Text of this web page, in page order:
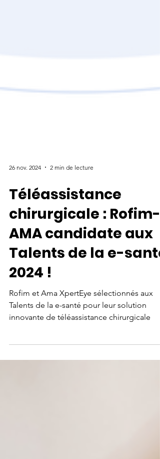
Téléassistance
chirurgicale : Rofim-
AMA candidate aux
Talents de la e-santé
2024 !
Rofim et Ama XpertEye sélectionnés aux
Talents de la e-santé pour leur solution